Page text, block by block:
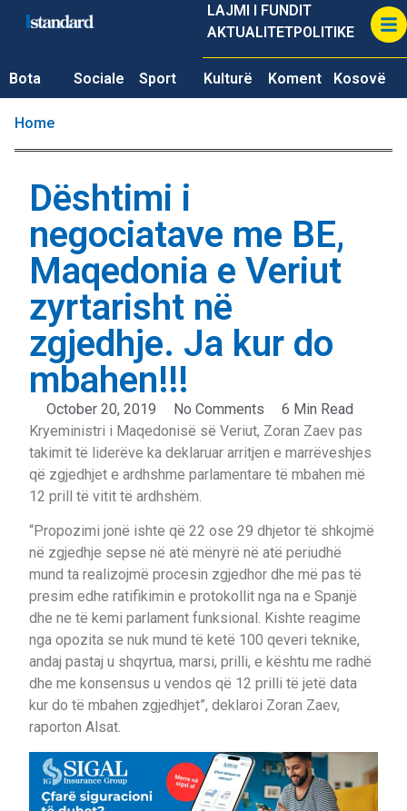
LAJMI I FUNDIT
AKTUALITETPOLITIKE
Bota Sociale Sport Kulturë Koment Kosovë
Home
Dështimi i
negociatave me BE,
Maqedonia e Veriut
zyrtarisht në
zgjedhje. Ja kur do
mbahen!!!
October 20, 2019 No Comments
6 Min Read
Kryeministri i Maqedonisë së Veriut, Zoran Zaev pas
takimit të liderëve ka deklaruar arritjen e marrëveshjes
që zgjedhjet e ardhshme parlamentare të mbahen më
12 prill të vitit të ardhshëm.
“Propozimi jonë ishte që 22 ose 29 dhjetor të shkojmë
në zgjedhje sepse në atë mënyrë në atë periudhë
mund ta realizojmë procesin zgjedhor dhe më pas të
presim edhe ratifikimin e protokollit nga na e Spanjë
dhe ne të kemi parlament funksional. Kishte reagime
nga opozita se nuk mund të ketë 100 qeveri teknike,
andaj pastaj u shqyrtua, marsi, prilli, e kështu me radhë
dhe me konsensus u vendos që 12 prilli të jetë data
kur do të mbahen zgjedhjet”, deklaroi Zoran Zaev,
raporton Alsat.